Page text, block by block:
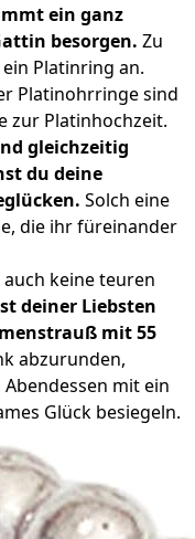
ein ganz
besorgen. Zu
Platinring an.
Platinohrringe sind
zur Platinhochzeit.
gleichzeitig
du deine
Solch eine
die ihr füreinander
keine teuren
deiner Liebsten
mit 55
abzurunden,
mit ein
Glück besiegeln.